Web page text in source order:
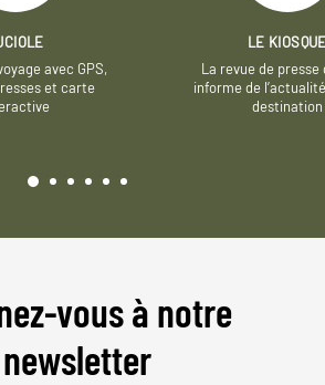
avec GPS,
et carte
LE
La revue de presse
informe de
destination
vous à notre
newsletter